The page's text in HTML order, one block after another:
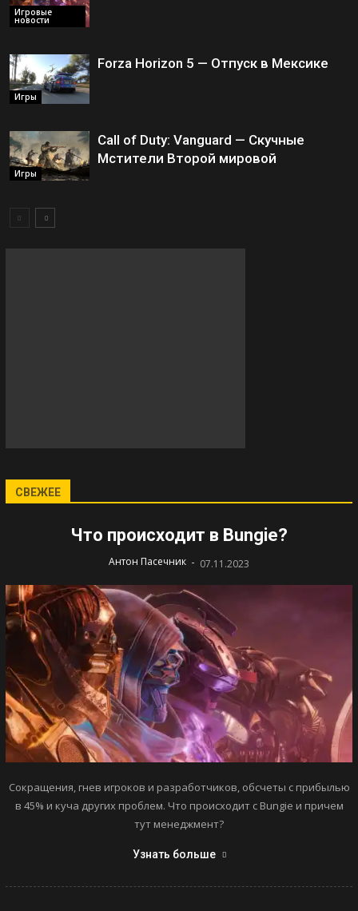
Игровые
новости
Игры
Forza Horizon 5 — Отпуск в Мексике
Игры
Call of Duty: Vanguard — Скучные
Мстители Второй мировой
СВЕЖЕЕ
Что происходит в Bungie?
Антон Пасечник - 07.11.2023
Сокращения, гнев игроков и разработчиков, обсчеты с прибылью
в 45% и куча других проблем. Что происходит с Bungie и причем
тут менеджмент?
Узнать больше